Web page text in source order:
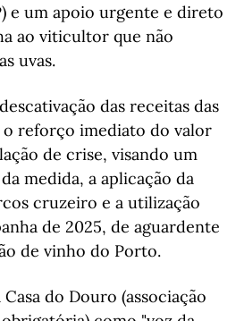
e um apoio urgente e direto
ao viticultor que não
uvas.
das receitas das
o reforço imediato do valor
de crise, visando um
medida, a aplicação da
cruzeiro e a utilização
de 2025, de aguardente
de vinho do Porto.
do Douro (associação